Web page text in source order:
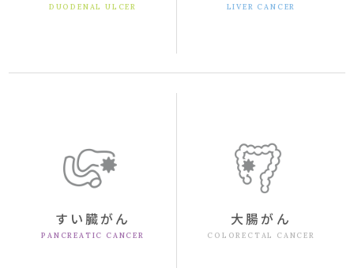
DUODENAL ULCER LIVER CANCER
すい臓がん
PANCREATIC CANCER
大腸がん
COLORECTAL CANCER